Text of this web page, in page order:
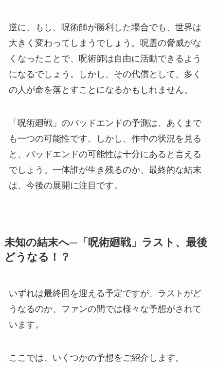
逆に、もし、呪術師が勝利した場合でも、世界は
大きく変わってしまうでしょう。呪霊の脅威がな
くなったことで、呪術師は自由に活動できるよう
になるでしょう。しかし、その代償として、多く
の人が命を落とすことになるかもしれません。
「呪術廻戦」のバッドエンドの予測は、あくまで
も一つの可能性です。しかし、作中の状況を見る
と、バッドエンドの可能性は十分にあると言える
でしょう。一体誰が生き残るのか、最終的な結末
は、今後の展開に注目です。
未知の結末へ─「呪術廻戦」ラスト、最後
どうなる！？
いずれは最終回を迎える予定ですが、ラストがど
うなるのか、ファンの間では様々な予想がされて
います。
ここでは、いくつかの予想をご紹介します。